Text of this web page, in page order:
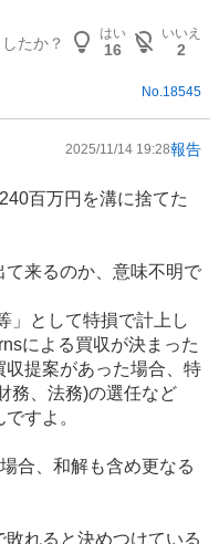
たか？
はい
16
いいえ
2
No.18545
2025/11/14 19:28報告
百万円を溝に捨てた
て来るのか、意味不明で
」として特損で計上し
による買収が決まった
提案があった場合、特
務、法務)の選任など
すよ。
合、和解も含め更なる
敗れると決めつけている